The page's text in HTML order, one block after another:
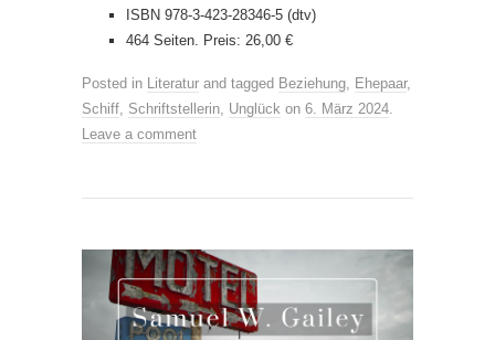
ISBN 978-3-423-28346-5 (dtv)
464 Seiten. Preis: 26,00 €
Posted in Literatur and tagged Beziehung Ehepaar,
Schiff Schriftstellerin Unglück on 6. März 2024
Leave a comment